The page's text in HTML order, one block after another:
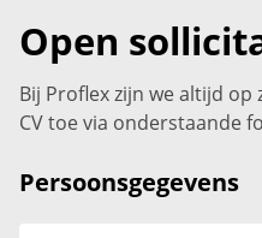
Open
Bij Proflex zijn we altijd op
CV toe via onderstaande
Persoonsgegevens